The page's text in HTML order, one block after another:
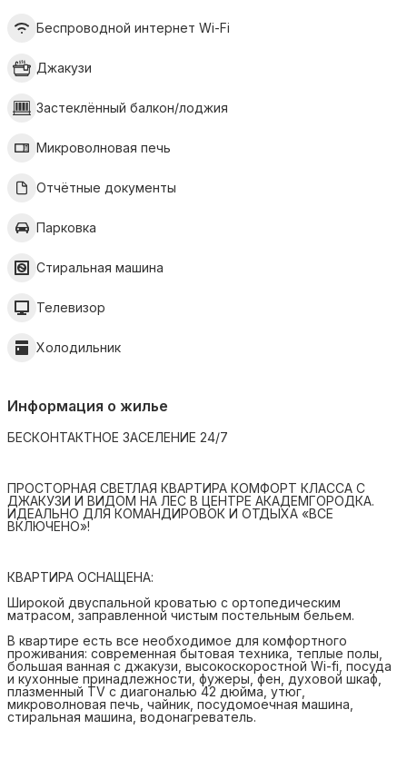
Беспроводной интернет Wi-Fi
Джакузи
Застеклённый балкон/лоджия
Микроволновая печь
Отчётные документы
Парковка
Стиральная машина
Телевизор
Холодильник
Информация о жилье
БЕСКОНТАКТНОЕ ЗАСЕЛЕНИЕ 24/7
ПРОСТОРНАЯ СВЕТЛАЯ КВАРТИРА КОМФОРТ КЛАССА С
ДЖАКУЗИ И ВИДОМ НА ЛЕС В ЦЕНТРЕ АКАДЕМГОРОДКА.
ИДЕАЛЬНО ДЛЯ КОМАНДИРОВОК И ОТДЫХА «ВСЕ
ВКЛЮЧЕНО»!
КВАРТИРА ОСНАЩЕНА:
Широкой двуспальной кроватью с ортопедическим
матрасом, заправленной чистым постельным бельем.
В квартире есть все необходимое для комфортного
проживания: современная бытовая техника, теплые полы,
большая ванная с джакузи, высокоскоростной Wi-fi, посуда
и кухонные принадлежности, фужеры, фен, духовой шкаф,
плазменный TV с диагональю 42 дюйма, утюг,
микроволновая печь, чайник, посудомоечная машина,
стиральная машина, водонагреватель.